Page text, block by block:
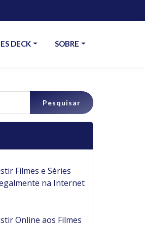
DECK SOBRE
Filmes e Séries
na Internet
Online aos Filmes